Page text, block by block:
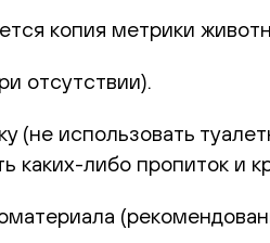
копия метрики
отсутствии).
использовать
либо пропиток и